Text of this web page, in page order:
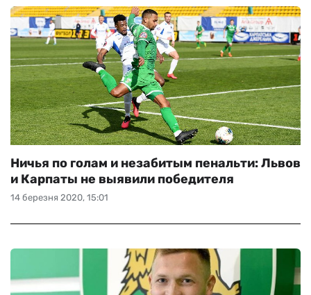
14 березня 2020, 15:01
Ничья по голам и незабитым пенальти: Львов
и Карпаты не выявили победителя